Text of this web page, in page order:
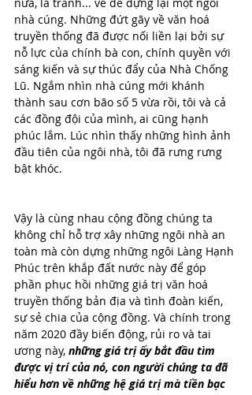
nhà cúng. Những đứt gãy về văn hoá
truyền thống đã được nối liền lại bởi sự
nỗ lực của chính bà con, chính quyền với
sáng kiến và sự thúc đẩy của Nhà Chống
Lũ. Ngắm nhìn nhà cúng mới khánh
thành sau cơn bão số 5 vừa rồi, tôi và cả
các đồng đội của mình, ai cũng hạnh
phúc lắm. Lúc nhìn thấy những hình ảnh
đầu tiên của ngôi nhà, tôi đã rưng rưng
bật khóc.
Vậy là cùng nhau cộng đồng chúng ta
không chỉ hỗ trợ xây những ngôi nhà an
toàn mà còn dựng những ngôi Làng Hạnh
Phúc trên khắp đất nước này để góp
phần phục hồi những giá trị văn hoá
truyền thống bản địa và tình đoàn kiến,
sự sẻ chia của cộng đồng. Và chính trong
năm 2020 đầy biến động, rủi ro và tai
ương này, những giá trị ấy bắt đầu tìm
được vị trí của nó, con người chúng ta đã
hiểu hơn về những hệ giá trị mà tiền bạc